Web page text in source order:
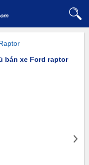
bán xe Ford raptor